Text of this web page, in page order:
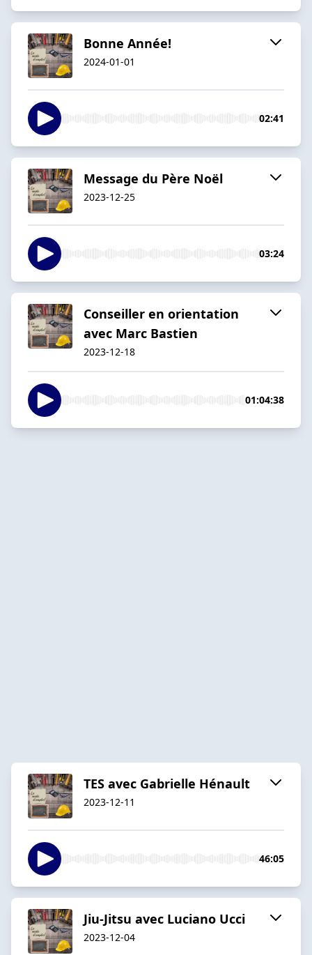
Bonne Année!
2024-01-01
02:41
Message du Père Noël
2023-12-25
03:24
Conseiller en orientation
avec Marc Bastien
2023-12-18
01:04:38
TES avec Gabrielle Hénault
2023-12-11
46:05
Jiu-Jitsu avec Luciano Ucci
2023-12-04